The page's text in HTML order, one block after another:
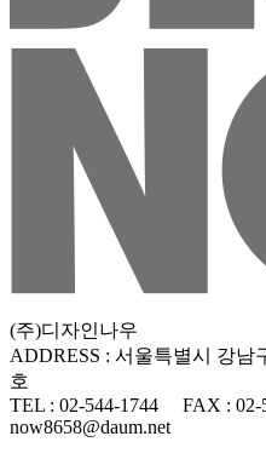
(주)디자인나우
ADDRESS : 서울특별시 강남
호
TEL : 02-544-1744
FAX : 02-
now8658@daum.net